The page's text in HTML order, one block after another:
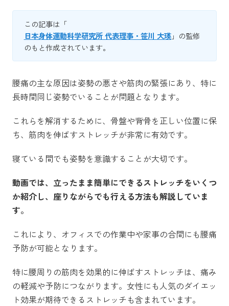
この記事は「
日本身体運動科学研究所 代表理事・笹川 大瑛」の監修
のもと作成されています。
腰痛の主な原因は姿勢の悪さや筋肉の緊張にあり、特に
長時間同じ姿勢でいることが問題となります。
これらを解消するために、骨盤や背骨を正しい位置に保
ち、筋肉を伸ばすストレッチが非常に有効です。
寝ている間でも姿勢を意識することが大切です。
動画では、立ったまま簡単にできるストレッチをいくつ
か紹介し、座りながらでも行える方法も解説していま
す。
これにより、オフィスでの作業中や家事の合間にも腰痛
予防が可能となります。
特に腰周りの筋肉を効果的に伸ばすストレッチは、痛み
の軽減や予防につながります。女性にも人気のダイエッ
ト効果が期待できるストレッチも含まれています。